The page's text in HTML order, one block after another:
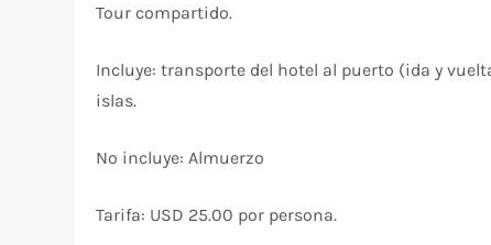
Tour compartido.
Incluye: transporte del hotel al puerto (ida y
islas.
No incluye: Almuerzo
Tarifa: USD 25.00 por persona.